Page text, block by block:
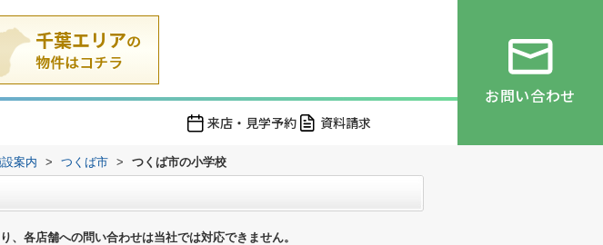
来店・見学予約 資料請求
お問い合わせ
案内 > つくば市 > つくば市の小学校
各店舗への問い合わせは当社では対応できません。